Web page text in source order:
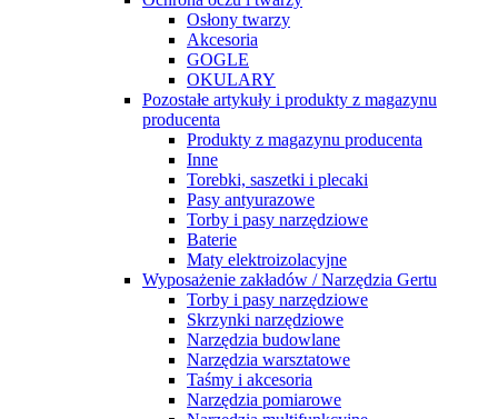
Osłony twarzy
Akcesoria
GOGLE
OKULARY
Pozostałe artykuły i produkty z magazynu
producenta
Produkty z magazynu producenta
Inne
Torebki, saszetki i plecaki
Pasy antyurazowe
Torby i pasy narzędziowe
Baterie
Maty elektroizolacyjne
Wyposażenie zakładów / Narzędzia Gertu
Torby i pasy narzędziowe
Skrzynki narzędziowe
Narzędzia budowlane
Narzędzia warsztatowe
Taśmy i akcesoria
Narzędzia pomiarowe